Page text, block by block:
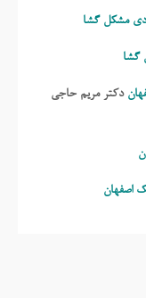
مشکل گشا
گشا
دکتر مریم حاجی
اصفهان